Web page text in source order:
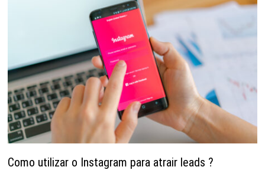
Como utilizar o Instagram para atrair leads ?